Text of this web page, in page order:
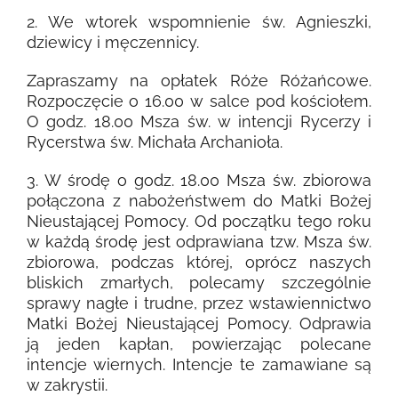
2. We wtorek wspomnienie św. Agnieszki,
dziewicy i męczennicy.
Zapraszamy na opłatek Róże Różańcowe.
Rozpoczęcie o 16.00 w salce pod kościołem.
O godz. 18.00 Msza św. w intencji Rycerzy i
Rycerstwa św. Michała Archanioła.
3. W środę o godz. 18.00 Msza św. zbiorowa
połączona z nabożeństwem do Matki Bożej
Nieustającej Pomocy. Od początku tego roku
w każdą środę jest odprawiana tzw. Msza św.
zbiorowa, podczas której, oprócz naszych
bliskich zmarłych, polecamy szczególnie
sprawy nagłe i trudne, przez wstawiennictwo
Matki Bożej Nieustającej Pomocy. Odprawia
ją jeden kapłan, powierzając polecane
intencje wiernych. Intencje te zamawiane są
w zakrystii.